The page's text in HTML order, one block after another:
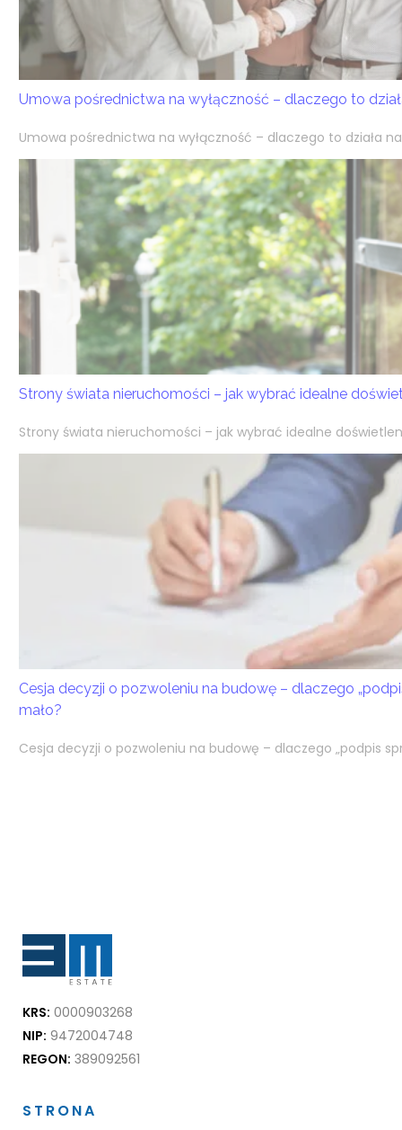
Umowa pośrednictwa na wyłączność – dlaczego to
Umowa pośrednictwa na wyłączność – dlaczego to działa
Strony świata nieruchomości – jak wybrać idealne
Strony świata nieruchomości – jak wybrać idealne
Cesja decyzji o pozwoleniu na budowę – dlaczego
mało?
Cesja decyzji o pozwoleniu na budowę – dlaczego „podpis
KRS: 0000903268
NIP: 9472004748
REGON: 389092561
STRONA